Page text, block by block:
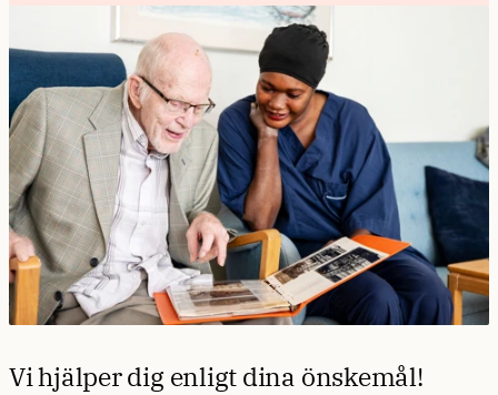
Vi hjälper dig enligt dina önskemål!